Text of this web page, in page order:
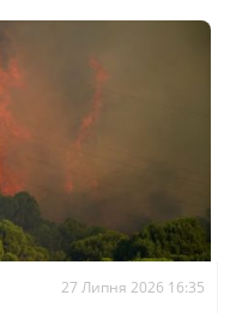
27 Липня 2026 16:35